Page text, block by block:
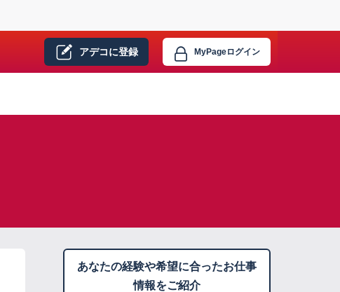
アデコに登録 MyPageログイン
あなたの経験や希望に合ったお仕事
情報をご紹介